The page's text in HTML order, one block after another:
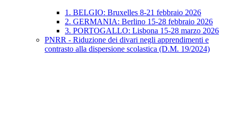
1. BELGIO: Bruxelles 8-21 febbraio 2026
2. GERMANIA: Berlino 15-28 febbraio 2026
3. PORTOGALLO: Lisbona 15-28 marzo 2026
PNRR - Riduzione dei divari negli apprendimenti e
contrasto alla dispersione scolastica (D.M. 19/2024)